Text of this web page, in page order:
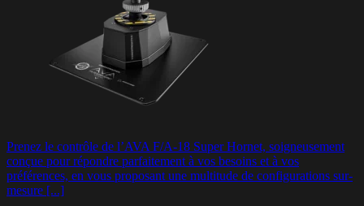
Prenez le contrôle de l’AVA F/A-18 Super Hornet, soigneusement
conçue pour répondre parfaitement à vos besoins et à vos
préférences, en vous proposant une multitude de configurations sur-
mesure [...]